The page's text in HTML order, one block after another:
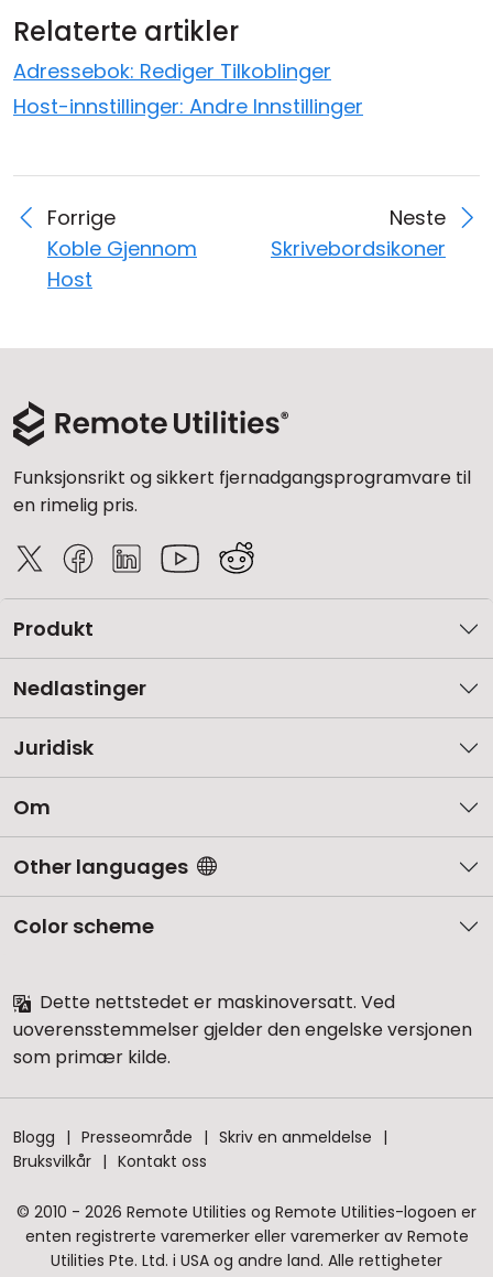
Relaterte artikler
Adressebok: Rediger Tilkoblinger
Host-innstillinger: Andre Innstillinger
Forrige
Koble Gjennom
Host
Neste
Skrivebordsikoner
Funksjonsrikt og sikkert fjernadgangsprogramvare til
en rimelig pris.
Produkt
Nedlastinger
Juridisk
Om
Other languages
Color scheme
Dette nettstedet er maskinoversatt. Ved
uoverensstemmelser gjelder den engelske versjonen
som primær kilde.
Blogg Presseområde
Skriv en anmeldelse
Bruksvilkår
Kontakt oss
© 2010 - 2026 Remote Utilities og Remote Utilities-logoen er
enten registrerte varemerker eller varemerker av Remote
Utilities Pte. Ltd. i USA og andre land. Alle rettigheter